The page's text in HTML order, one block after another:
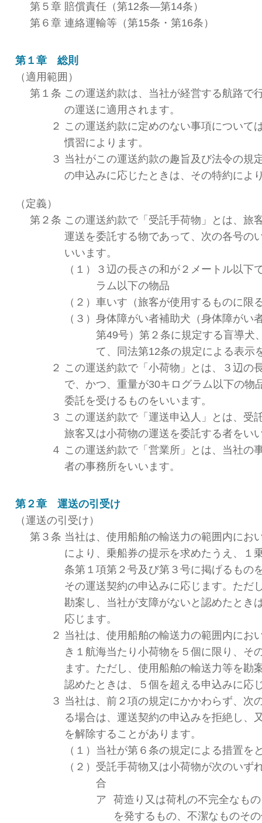
第５章 賠償責任（第12条―第14条）
第６章 連絡運輸等（第15条・第16条）
第１章 総則
（適用範囲）
第１条 この運送約款は、当社が経営する航路で
の運送に適用されます。
２ この運送約款に定めのない事項について
慣習によります。
３ 当社がこの運送約款の趣旨及び法令の規
の申込みに応じたときは、その特約によ
（定義）
第２条 この運送約款で「受託手荷物」とは、旅
運送を委託する物であって、次の各号の
いいます。
（１）
３辺の長さの和が２メートル以下
ラム以下の物品
（２） 車いす（旅客が使用するものに限
（３） 身体障がい者補助犬（身体障がい
第49号）第２条に規定する盲導犬
て、同法第12条の規定による表示
２ この運送約款で「小荷物」とは、３辺の
で、かつ、重量が30キログラム以下の物
委託を受けるものをいいます。
３ この運送約款で「運送申込人」とは、受
旅客又は小荷物の運送を委託する者をい
４ この運送約款で「営業所」とは、当社の
者の事務所をいいます。
第２章 運送の引受け
（運送の引受け）
第３条 当社は、使用船舶の輸送力の範囲内にお
により、乗船券の提示を求めたうえ、１
条第１項第２号及び第３号に掲げるもの
その運送契約の申込みに応じます。ただ
勘案し、当社が支障がないと認めたとき
応じます。
２ 当社は、使用船舶の輸送力の範囲内にお
き１航海当たり小荷物を５個に限り、そ
ます。ただし、使用船舶の輸送力等を勘
認めたときは、５個を超える申込みに応
３ 当社は、前２項の規定にかかわらず、次
る場合は、運送契約の申込みを拒絶し、
を解除することがあります。
（１） 当社が第６条の規定による措置を
（２） 受託手荷物又は小荷物が次のいず
合
ア
荷造り又は荷札の不完全なも
を発するもの、不潔なものそ